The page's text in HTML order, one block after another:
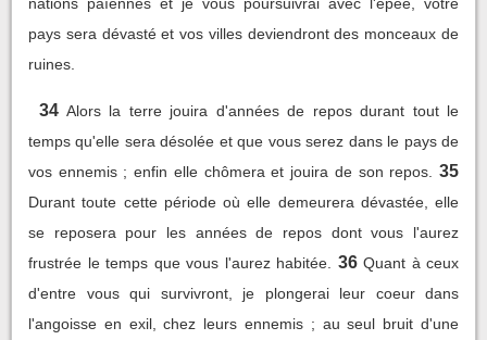
pays sera dévasté et vos villes deviendront des monceaux de
ruines.
34 Alors la terre jouira d'années de repos durant tout le
temps qu'elle sera désolée et que vous serez dans le pays de
vos ennemis ; enfin elle chômera et jouira de son repos.
35
Durant toute cette période où elle demeurera dévastée, elle
se reposera pour les années de repos dont vous l'aurez
frustrée le temps que vous l'aurez habitée.
36 Quant à ceux
d'entre vous qui survivront, je plongerai leur coeur dans
l'angoisse en exil, chez leurs ennemis ; au seul bruit d'une